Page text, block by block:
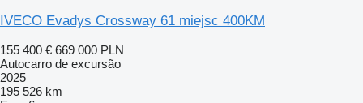
IVECO Evadys Crossway 61 miejsc 400KM
155 400 € 669 000 PLN
Autocarro de excursão
2025
195 526 km